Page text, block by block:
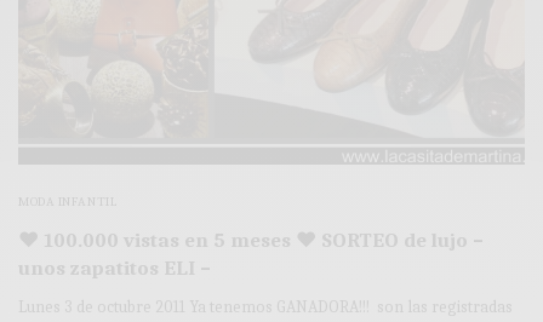
MODA INFANTIL
♥ 100.000 vistas en 5 meses ♥ SORTEO de lujo –
unos zapatitos ELI –
Lunes 3 de octubre 2011 Ya tenemos GANADORA!!! son las registradas